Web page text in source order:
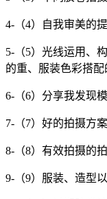
4-（4）自我审美的
5-（5）光线运用、
的重、服装色彩搭配
6-（6）分享我发现
7-（7）好的拍摄方
8-（8）有效拍摄的
9-（9）服装、造型